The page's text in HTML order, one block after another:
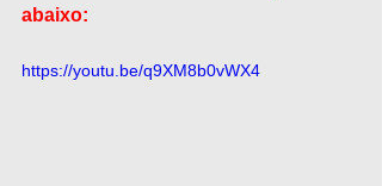
abaixo:
https://youtu.be/q9XM8b0vWX4